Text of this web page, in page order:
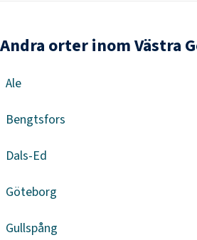
Andra orter inom Västra
Ale
Bengtsfors
Dals-Ed
Göteborg
Gullspång